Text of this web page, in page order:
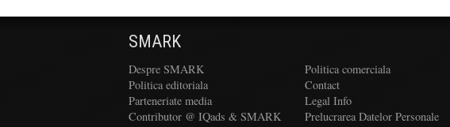
SMARK
Despre SMARK
Politica editoriala
Parteneriate media
Contributor @ IQads & SMARK
Politica comerciala
Contact
Legal Info
Prelucrarea Datelor Personale